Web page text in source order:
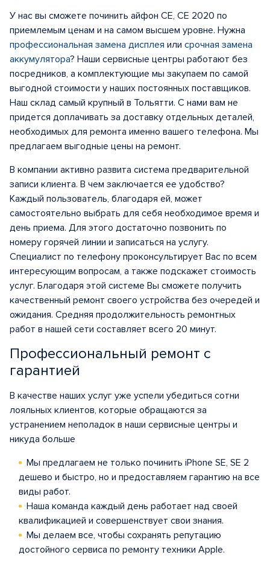
У нас вы сможете починить айфон СЕ, СЕ 2020 по
приемлемым ценам и на самом высшем уровне. Нужна
профессиональная замена дисплея или срочная замена
аккумулятора? Наши сервисные центры работают без
посредников, а комплектующие мы закупаем по самой
выгодной стоимости у наших постоянных поставщиков.
Наш склад самый крупный в Тольятти. С нами вам не
придется доплачивать за доставку отдельных деталей,
необходимых для ремонта именно вашего телефона. Мы
предлагаем выгодные цены на ремонт.
В компании активно развита система предварительной
записи клиента. В чем заключается ее удобство?
Каждый пользователь, благодаря ей, может
самостоятельно выбрать для себя необходимое время и
день приема. Для этого достаточно позвонить по
номеру горячей линии и записаться на услугу.
Специалист по телефону проконсультирует Вас по всем
интересующим вопросам, а также подскажет стоимость
услуг. Благодаря этой системе Вы сможете получить
качественный ремонт своего устройства без очередей и
ожидания. Средняя продолжительность ремонтных
работ в нашей сети составляет всего 20 минут.
Профессиональный ремонт с
гарантией
В качестве наших услуг уже успели убедиться сотни
лояльных клиентов, которые обращаются за
устранением неполадок в наши сервисные центры и
никуда больше
Мы предлагаем не только починить iPhone SE, SE 2
дешево и быстро, но и предоставляем гарантию на все
виды работ.
Наша команда каждый день работает над своей
квалификацией и совершенствует свои знания.
Мы делаем все, чтобы сохранять репутацию
достойного сервиса по ремонту техники Apple.